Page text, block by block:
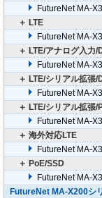
FutureNet MA-
＋ LTE
FutureNet MA-
＋ LTE/アナログ入力/
FutureNet MA-
＋ LTE/シリアル拡張/
FutureNet MA-
＋ LTE/シリアル拡張/
FutureNet MA-
＋ 海外対応LTE
FutureNet MA-
＋ PoE/SSD
FutureNet MA-
FutureNet MA-X200シ